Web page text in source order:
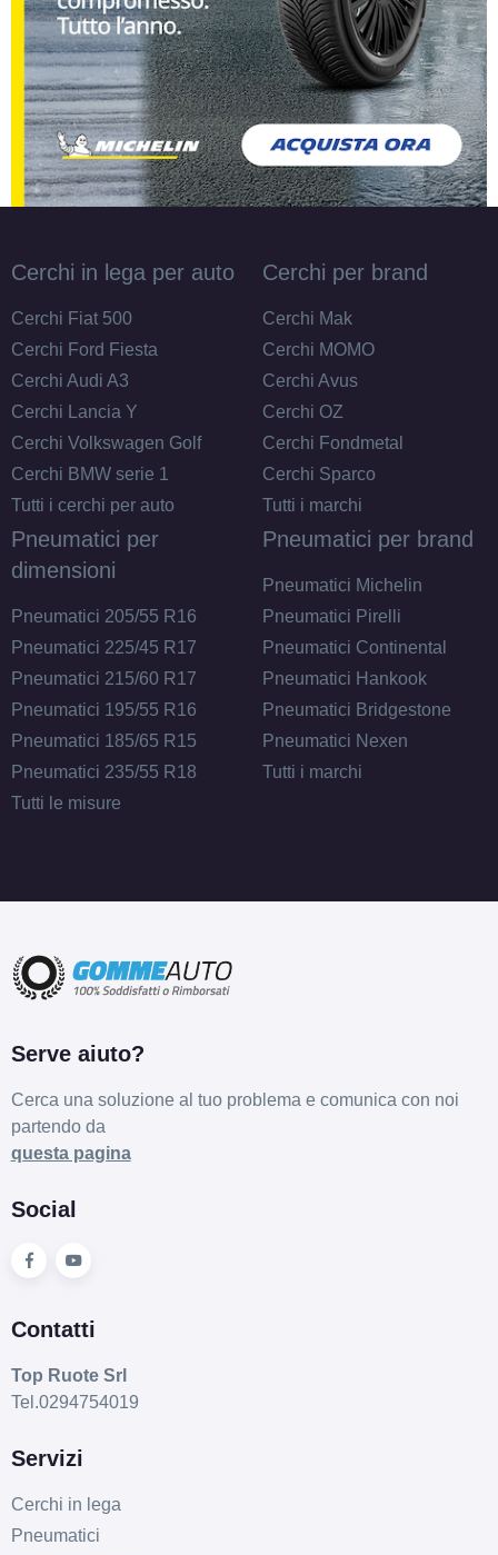
Cerchi in lega per auto
Cerchi Fiat 500
Cerchi Ford Fiesta
Cerchi Audi A3
Cerchi Lancia Y
Cerchi Volkswagen Golf
Cerchi BMW serie 1
Tutti i cerchi per auto
Cerchi per brand
Cerchi Mak
Cerchi MOMO
Cerchi Avus
Cerchi OZ
Cerchi Fondmetal
Cerchi Sparco
Tutti i marchi
Pneumatici per
dimensioni
Pneumatici 205/55 R16
Pneumatici 225/45 R17
Pneumatici 215/60 R17
Pneumatici 195/55 R16
Pneumatici 185/65 R15
Pneumatici 235/55 R18
Tutti le misure
Pneumatici per brand
Pneumatici Michelin
Pneumatici Pirelli
Pneumatici Continental
Pneumatici Hankook
Pneumatici Bridgestone
Pneumatici Nexen
Tutti i marchi
Serve aiuto?
Cerca una soluzione al tuo problema e comunica con noi
partendo da
questa pagina
Social
Contatti
Top Ruote Srl
Tel.0294754019
Servizi
Cerchi in lega
Pneumatici